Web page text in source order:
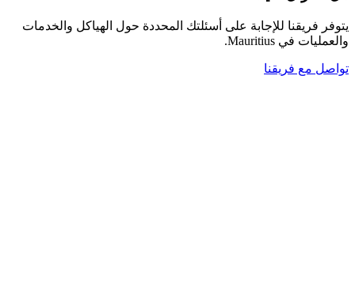
يتوفر فريقنا للإجابة على أسئلتك المحددة حول الهياكل والخدمات
والعمليات في Mauritius.
تواصل مع فريقنا